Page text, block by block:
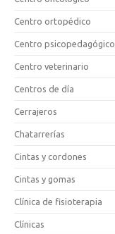
Centro ortopédico
Centro psicopedagógico
Centro veterinario
Centros de día
Cerrajeros
Chatarrerías
Cintas y cordones
Cintas y gomas
Clínica de fisioterapia
Clínicas